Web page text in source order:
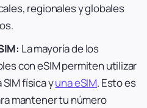
regionales y globales
La mayoría de los
con eSIM permiten utilizar
física yuna eSIM. Esto es
mantener tu número